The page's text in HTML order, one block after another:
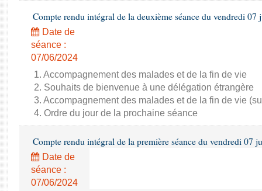
Compte rendu intégral de la deuxième séance du vendredi 07
Date de
séance :
07/06/2024
1. Accompagnement des malades et de la fin de vie
2. Souhaits de bienvenue à une délégation étrangère
3. Accompagnement des malades et de la fin de vie
4. Ordre du jour de la prochaine séance
Compte rendu intégral de la première séance du vendredi 07
Date de
séance :
07/06/2024